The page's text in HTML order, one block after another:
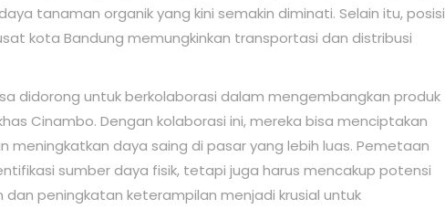
tanaman organik yang kini semakin diminati. Selain itu, posisi
kota Bandung memungkinkan transportasi dan distribusi
didorong untuk berkolaborasi dalam mengembangkan produk
Cinambo. Dengan kolaborasi ini, mereka bisa menciptakan
meningkatkan daya saing di pasar yang lebih luas. Pemetaan
sumber daya fisik, tetapi juga harus mencakup potensi
dan peningkatan keterampilan menjadi krusial untuk